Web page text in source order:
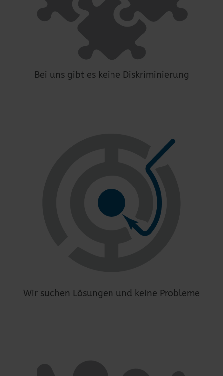
Bei uns gibt es keine Diskriminierung
Wir suchen Lösungen und keine Probleme